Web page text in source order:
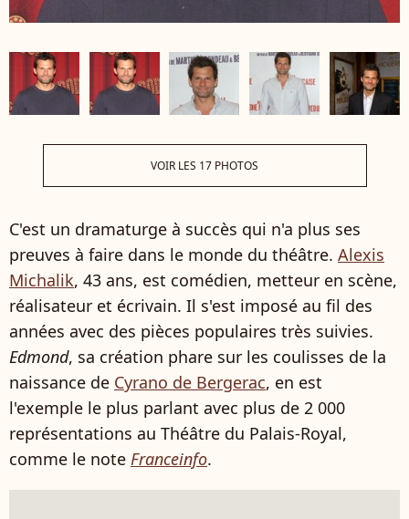
VOIR LES 17 PHOTOS
C'est un dramaturge à succès qui n'a plus ses
preuves à faire dans le monde du théâtre. Alexis
Michalik, 43 ans, est comédien, metteur en scène,
réalisateur et écrivain. Il s'est imposé au fil des
années avec des pièces populaires très suivies.
Edmond, sa création phare sur les coulisses de la
naissance de Cyrano de Bergerac, en est
l'exemple le plus parlant avec plus de 2 000
représentations au Théâtre du Palais-Royal,
comme le note Franceinfo.